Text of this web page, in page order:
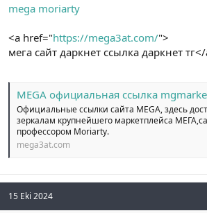
mega moriarty
<a href="https://mega3at.com/">
мега сайт даркнет ссылка даркнет
MEGA официальная ссылка mgmarket6.at ///
Официальные ссылки сайта MEGA, здесь
зеркалам крупнейшего маркетплейса
профессором Moriarty.
mega3at.com
15 Eki 2024